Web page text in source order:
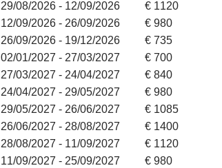
29/08/2026 - 12/09/2026
€ 1120
12/09/2026 - 26/09/2026
€ 980
26/09/2026 - 19/12/2026
€ 735
02/01/2027 - 27/03/2027
€ 700
27/03/2027 - 24/04/2027
€ 840
24/04/2027 - 29/05/2027
€ 980
29/05/2027 - 26/06/2027
€ 1085
26/06/2027 - 28/08/2027
€ 1400
28/08/2027 - 11/09/2027
€ 1120
11/09/2027 - 25/09/2027
€ 980